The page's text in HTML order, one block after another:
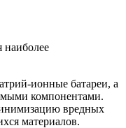
наиболее
ионные батареи, а
компонентами.
вредных
материалов.